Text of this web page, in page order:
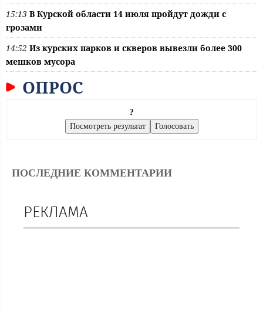
15:13 В Курской области 14 июля пройдут дожди с
грозами
14:52 Из курских парков и скверов вывезли более 300
мешков мусора
ОПРОС
?
ПОСЛЕДНИЕ КОММЕНТАРИИ
РЕКЛАМА